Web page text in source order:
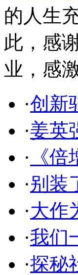
的人生
此，感
业，感
·创新
·姜英
· 《
·别装
·大作
·我们
·探秘